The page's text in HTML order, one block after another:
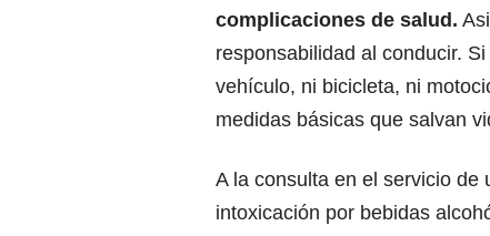
complicaciones de salud.
responsabilidad al conducir.
vehículo, ni bicicleta, ni
medidas básicas que salvan
A la consulta en el servicio de
intoxicación por bebidas